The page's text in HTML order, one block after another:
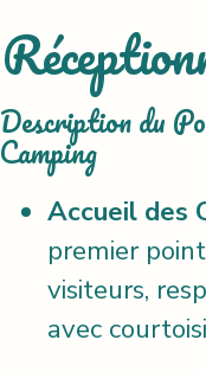
Description du
Camping
Accueil des
premier
visiteurs,
avec